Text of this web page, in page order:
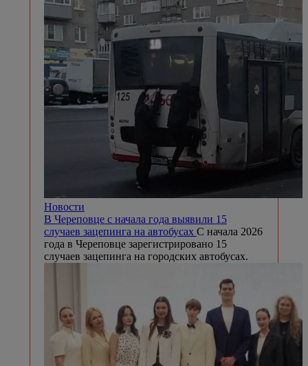
Новости
В Череповце с начала года выявили 15
случаев зацепинга на автобусах С начала 2026
года в Череповце зарегистрировано 15
случаев зацепинга на городских автобусах.